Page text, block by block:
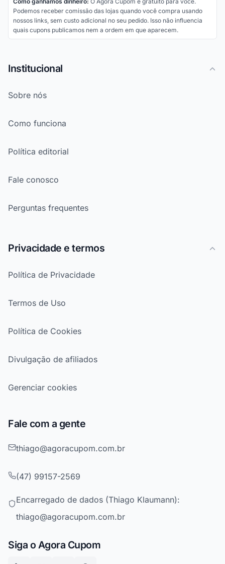
Podemos receber comissão das lojas quando você compra usando
nossos links, sem custo adicional no seu pedido. Isso não influencia
quais cupons publicamos nem a ordem em que aparecem.
Institucional
Sobre nós
Como funciona
Política editorial
Fale conosco
Perguntas frequentes
Privacidade e termos
Política de Privacidade
Termos de Uso
Política de Cookies
Divulgação de afiliados
Gerenciar cookies
Fale com a gente
thiago@agoracupom.com.br
(47) 99157-2569
Encarregado de dados (Thiago Klaumann):
thiago@agoracupom.com.br
Siga o Agora Cupom